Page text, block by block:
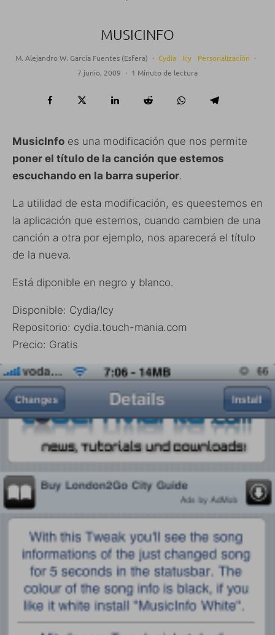
MUSICINFO
M. Alejandro W. García Fuentes (Esfera) · Cydia Icy Personalización ·
7 junio, 2009 · 1 Minuto de lectura
MusicInfo es una modificación que nos permite
poner el título de la canción que estemos
escuchando en la barra superior.
La utilidad de esta modificación, es queestemos en
la aplicación que estemos, cuando cambien de una
canción a otra por ejemplo, nos aparecerá el título
de la nueva.
Está diponible en negro y blanco.
Disponible: Cydia/Icy
Repositorio: cydia.touch-mania.com
Precio: Gratis